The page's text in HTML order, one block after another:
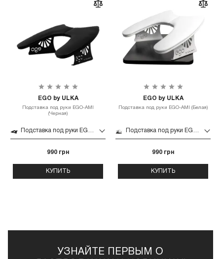
EGO by ULKA
Подставка под руки EGO-AMI
(Черная)
Подставка под руки EGO-AMI (Черная)
990 грн
КУПИТЬ
EGO by ULKA
Подставка под руки EGO-AMI (Белая)
Подставка под руки EGO-AMI (Белая)
990 грн
КУПИТЬ
УЗНАЙТЕ ПЕРВЫМ О